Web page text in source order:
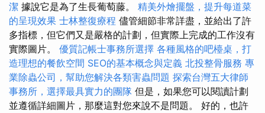
潔 據說它是為了生長葡萄藤。 精美外燴擺盤，提升每道菜
的呈現效果 士林整復療程 儘管細節非常詳盡，並給出了許
多指標，但它們又是嚴格的計劃，但實際上完成的工作沒有
實際圖片。 優質記帳士事務所選擇 各種風格的吧檯桌，打
造理想的餐飲空間 SEO的基本概念與定義 北投整骨服務 專
業除蟲公司，幫助您解決各類害蟲問題 探索台灣五大律師
事務所，選擇最具實力的團隊 但是，如果您可以閱讀計劃
並遵循詳細圖片，那麼這對您來說不是問題。 好的，也許